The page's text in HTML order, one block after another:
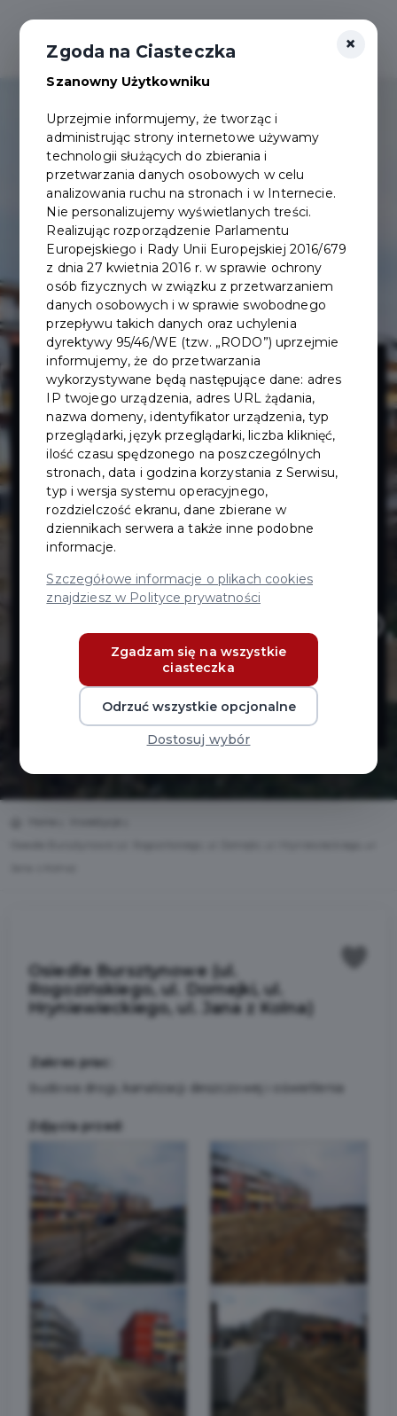
Osiedle
Bursztynowe
(ul.
Rogozińskiego,
ul. Domejki, ul.
Hryniewieckiego,
ul. Jana z
Kolna)
Osiedle Bursztynowe (ul.
Rogozińskiego, ul. Domejki, ul.
Hryniewieckiego, ul. Jana z Kolna)
Zakres prac:
budowa drogi, kanalizacji deszczowej i oświetlenia
Zdjęcia przed:
×
Zgoda na Ciasteczka
Szanowny Użytkowniku
Uprzejmie informujemy, że tworząc i
administrując strony internetowe używamy
technologii służących do zbierania i
przetwarzania danych osobowych w celu
analizowania ruchu na stronach i w Internecie.
Nie personalizujemy wyświetlanych treści.
Realizując rozporządzenie Parlamentu
Europejskiego i Rady Unii Europejskiej 2016/679
z dnia 27 kwietnia 2016 r. w sprawie ochrony
osób fizycznych w związku z przetwarzaniem
danych osobowych i w sprawie swobodnego
przepływu takich danych oraz uchylenia
dyrektywy 95/46/WE (tzw. „RODO”) uprzejmie
informujemy, że do przetwarzania
wykorzystywane będą następujące dane: adres
IP twojego urządzenia, adres URL żądania,
nazwa domeny, identyfikator urządzenia, typ
przeglądarki, język przeglądarki, liczba kliknięć,
ilość czasu spędzonego na poszczególnych
stronach, data i godzina korzystania z Serwisu,
typ i wersja systemu operacyjnego,
rozdzielczość ekranu, dane zbierane w
dziennikach serwera a także inne podobne
informacje.
Szczegółowe informacje o plikach cookies
znajdziesz w Polityce prywatności
Zgadzam się na wszystkie
ciasteczka
Odrzuć wszystkie opcjonalne
Dostosuj wybór